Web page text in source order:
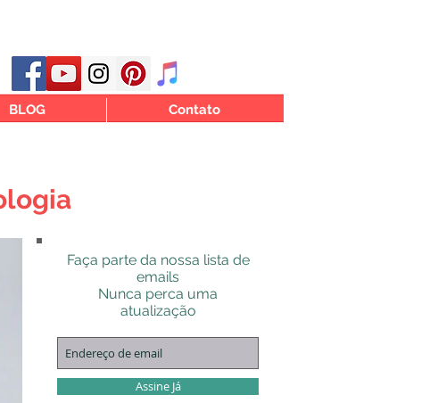
BLOG Contato
Faça parte da nossa lista de
emails
Nunca perca uma
atualização
Assine Já